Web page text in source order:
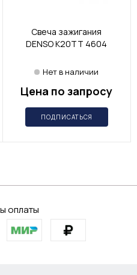
Свеча зажигания
DENSO K20TT 4604
Нет в наличии
Цена по запросу
ПОДПИСАТЬСЯ
оплаты